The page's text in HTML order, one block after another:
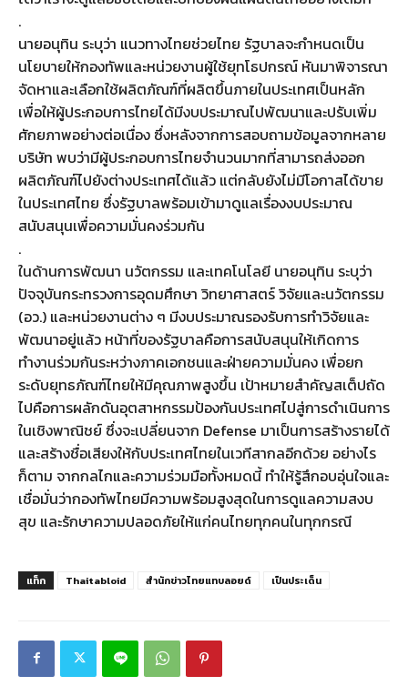
.
นายอนุทิน ระบุว่า แนวทางไทยช่วยไทย รัฐบาลจะกำหนดเป็น
นโยบายให้กองทัพและหน่วยงานผู้ใช้ยุทโธปกรณ์ หันมาพิจารณา
จัดหาและเลือกใช้ผลิตภัณฑ์ที่ผลิตขึ้นภายในประเทศเป็นหลัก
เพื่อให้ผู้ประกอบการไทยได้มีงบประมาณไปพัฒนาและปรับเพิ่ม
ศักยภาพอย่างต่อเนื่อง ซึ่งหลังจากการสอบถามข้อมูลจากหลาย
บริษัท พบว่ามีผู้ประกอบการไทยจำนวนมากที่สามารถส่งออก
ผลิตภัณฑ์ไปยังต่างประเทศได้แล้ว แต่กลับยังไม่มีโอกาสได้ขาย
ในประเทศไทย ซึ่งรัฐบาลพร้อมเข้ามาดูแลเรื่องงบประมาณ
สนับสนุนเพื่อความมั่นคงร่วมกัน
.
ในด้านการพัฒนา นวัตกรรม และเทคโนโลยี นายอนุทิน ระบุว่า
ปัจจุบันกระทรวงการอุดมศึกษา วิทยาศาสตร์ วิจัยและนวัตกรรม
(อว.) และหน่วยงานต่าง ๆ มีงบประมาณรองรับการทำวิจัยและ
พัฒนาอยู่แล้ว หน้าที่ของรัฐบาลคือการสนับสนุนให้เกิดการ
ทำงานร่วมกันระหว่างภาคเอกชนและฝ่ายความมั่นคง เพื่อยก
ระดับยุทธภัณฑ์ไทยให้มีคุณภาพสูงขึ้น เป้าหมายสำคัญสเต็ปถัด
ไปคือการผลักดันอุตสาหกรรมป้องกันประเทศไปสู่การดำเนินการ
ในเชิงพาณิชย์ ซึ่งจะเปลี่ยนจาก Defense มาเป็นการสร้างรายได้
และสร้างชื่อเสียงให้กับประเทศไทยในเวทีสากลอีกด้วย อย่างไร
ก็ตาม จากกลไกและความร่วมมือทั้งหมดนี้ ทำให้รู้สึกอบอุ่นใจและ
เชื่อมั่นว่ากองทัพไทยมีความพร้อมสูงสุดในการดูแลความสงบ
สุข และรักษาความปลอดภัยให้แก่คนไทยทุกคนในทุกกรณี
แท็ก Thaitabloid สำนักข่าวไทยแทบลอยด์ เป็นประเด็น